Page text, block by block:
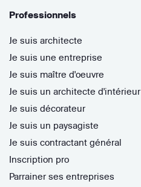
Professionnels
Je suis architecte
Je suis une entreprise
Je suis maître d'oeuvre
Je suis un architecte d'intérieur
Je suis décorateur
Je suis un paysagiste
Je suis contractant général
Inscription pro
Parrainer ses entreprises